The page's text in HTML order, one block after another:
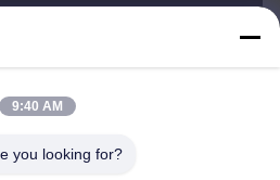
9:40 AM
you looking for?